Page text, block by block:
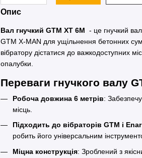
Опис
Вал гнучкий GTM XT 6M - це гнучкий
GTM X-MAN для ущільнення бетонних
вібратору дістатися до важкодоступних
опалубки.
Переваги гнучкого валу
Робоча довжина 6 метрів:
місць.
Підходить до вібраторів GTM і
робить його універсальним
Міцна конструкція: Зроблений з